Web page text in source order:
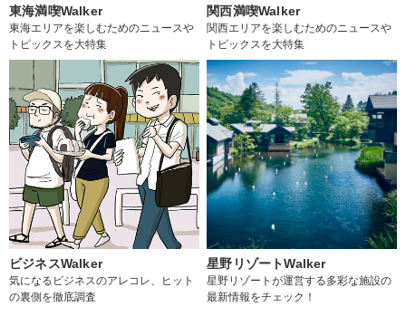
東海満喫Walker
東海エリアを楽しむためのニュースや
トピックスを大特集
関西満喫Walker
関西エリアを楽しむためのニュースや
トピックスを大特集
ビジネスWalker
気になるビジネスのアレコレ、ヒット
の裏側を徹底調査
星野リゾートWalker
星野リゾートが運営する多彩な施設の
最新情報をチェック！